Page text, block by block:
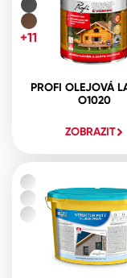
PROFI OLEJOVÁ
O1020
ZOBRAZIT
+11